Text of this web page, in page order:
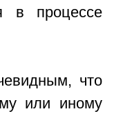
в процессе
что
или иному